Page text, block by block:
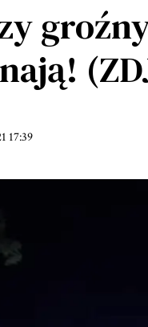
17:39